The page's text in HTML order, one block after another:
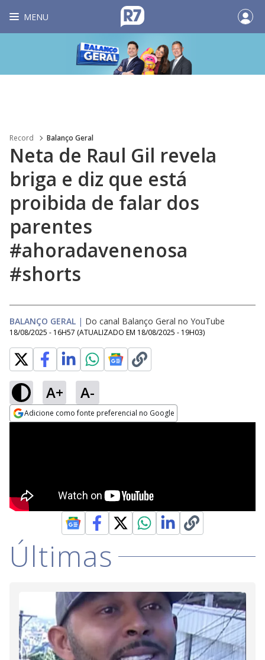
MENU
Record Balanço Geral
Neta de Raul Gil revela
briga e diz que está
proibida de falar dos
parentes
#ahoradavenenosa
#shorts
BALANÇO GERAL | Do canal Balanço Geral no YouTube
18/08/2025 - 16H57 (ATUALIZADO EM 18/08/2025 - 19H03)
A+ A-
Adicione como fonte preferencial no Google
Últimas